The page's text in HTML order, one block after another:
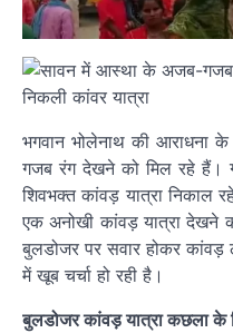
भगवान भोलेनाथ की आराधना
गजब रंग देखने को मिल रहे हैं।
शिवभक्त कांवड़ यात्रा निकाल
एक अनोखी कांवड़ यात्रा देखने
बुलडोजर पर सवार होकर
में खूब चर्चा हो रही है।
बुलडोजर कांवड़ यात्रा कछला के